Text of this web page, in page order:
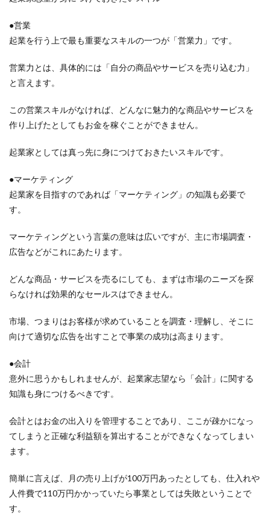
●営業
起業を行う上で最も重要なスキルの一つが「営業力」です。
営業力とは、具体的には「自分の商品やサービスを売り込む力」
と言えます。
この営業スキルがなければ、どんなに魅力的な商品やサービスを
作り上げたとしてもお金を稼ぐことができません。
起業家としては真っ先に身につけておきたいスキルです。
●マーケティング
起業家を目指すのであれば「マーケティング」の知識も必要で
す。
マーケティングという言葉の意味は広いですが、主に市場調査・
広告などがこれにあたります。
どんな商品・サービスを売るにしても、まずは市場のニーズを探
らなければ効果的なセールスはできません。
市場、つまりはお客様が求めていることを調査・理解し、そこに
向けて適切な広告を出すことで事業の成功は高まります。
●会計
意外に思うかもしれませんが、起業家志望なら「会計」に関する
知識も身につけるべきです。
会計とはお金の出入りを管理することであり、ここが疎かになっ
てしまうと正確な利益額を算出することができなくなってしまい
ます。
簡単に言えば、月の売り上げが100万円あったとしても、仕入れや
人件費で110万円かかっていたら事業としては失敗ということで
す。